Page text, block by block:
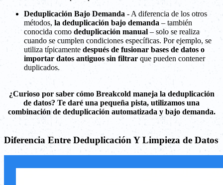
Deduplicación Bajo Demanda - A diferencia de los otros
métodos, la deduplicación bajo demanda – también
conocida como deduplicación manual – solo se realiza
cuando se cumplen condiciones específicas. Por ejemplo, se
utiliza típicamente después de fusionar bases de datos o
importar datos antiguos sin filtrar que pueden contener
duplicados.
¿Curioso por saber cómo Breakcold maneja la deduplicación
de datos? Te daré una pequeña pista, utilizamos una
combinación de deduplicación automatizada y bajo demanda.
Diferencia Entre Deduplicación Y Limpieza de Datos